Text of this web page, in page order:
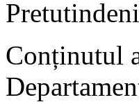
Pretutindeni
Conținutul